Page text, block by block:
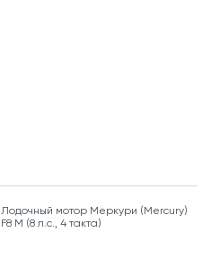
Лодочный мотор Меркури (Mercury)
F8 M (8 л.с., 4 такта)